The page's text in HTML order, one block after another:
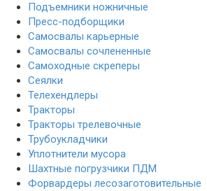
Подъемники ножничные
Пресс-подборщики
Самосвалы карьерные
Самосвалы сочлененные
Самоходные скреперы
Сеялки
Телехендлеры
Тракторы
Тракторы трелевочные
Трубоукладчики
Уплотнители мусора
Шахтные погрузчики ПДМ
Форвардеры лесозаготовительные